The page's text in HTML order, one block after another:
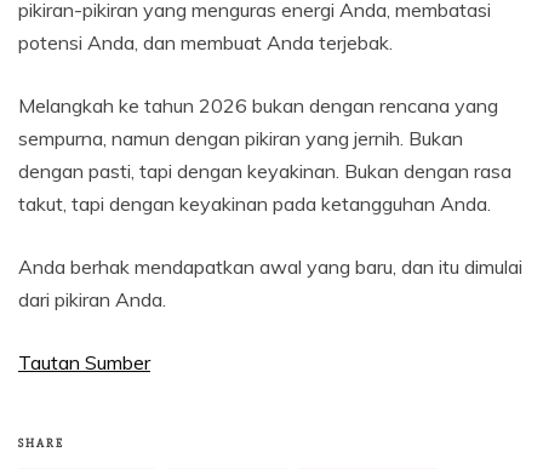
pikiran-pikiran yang menguras energi Anda, membatasi
potensi Anda, dan membuat Anda terjebak.
Melangkah ke tahun 2026 bukan dengan rencana yang
sempurna, namun dengan pikiran yang jernih. Bukan
dengan pasti, tapi dengan keyakinan. Bukan dengan rasa
takut, tapi dengan keyakinan pada ketangguhan Anda.
Anda berhak mendapatkan awal yang baru, dan itu dimulai
dari pikiran Anda.
Tautan Sumber
SHARE